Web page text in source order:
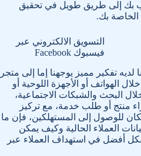
بك إلى طريق طويل في تحقيق
الخاصة بك.
التسويق الالكتروني عبر
فيسبوك Facebook
تفكير مميز يوجهنا إما إلى متجر
الهواتف أو الأجهزة اللوحية أو
البحث والشبكات الاجتماعية،
منتج أو طلب خدمة، مع تركيز
للوصول إلى المستهلكين، فإن ما
العملاء الحالية وكيف يمكن
أفضل في استهداف العملاء عبر